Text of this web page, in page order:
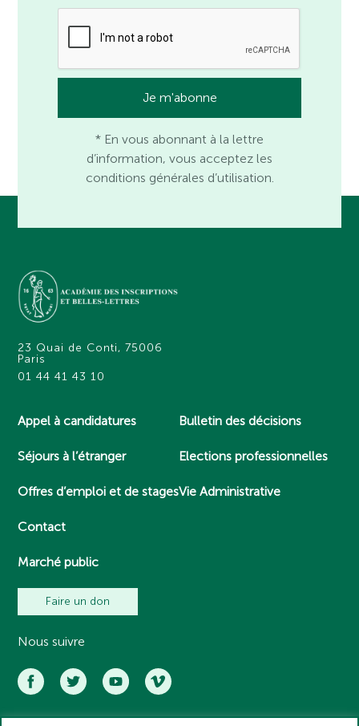
* En vous abonnant à la lettre
d’information, vous acceptez les
conditions générales d’utilisation.
23 Quai de Conti, 75006
Paris
01 44 41 43 10
Appel à candidatures
Séjours à l’étranger
Offres d’emploi et de stages
Contact
Marché public
Bulletin des décisions
Elections professionnelles
Vie Administrative
Faire un don
Nous suivre